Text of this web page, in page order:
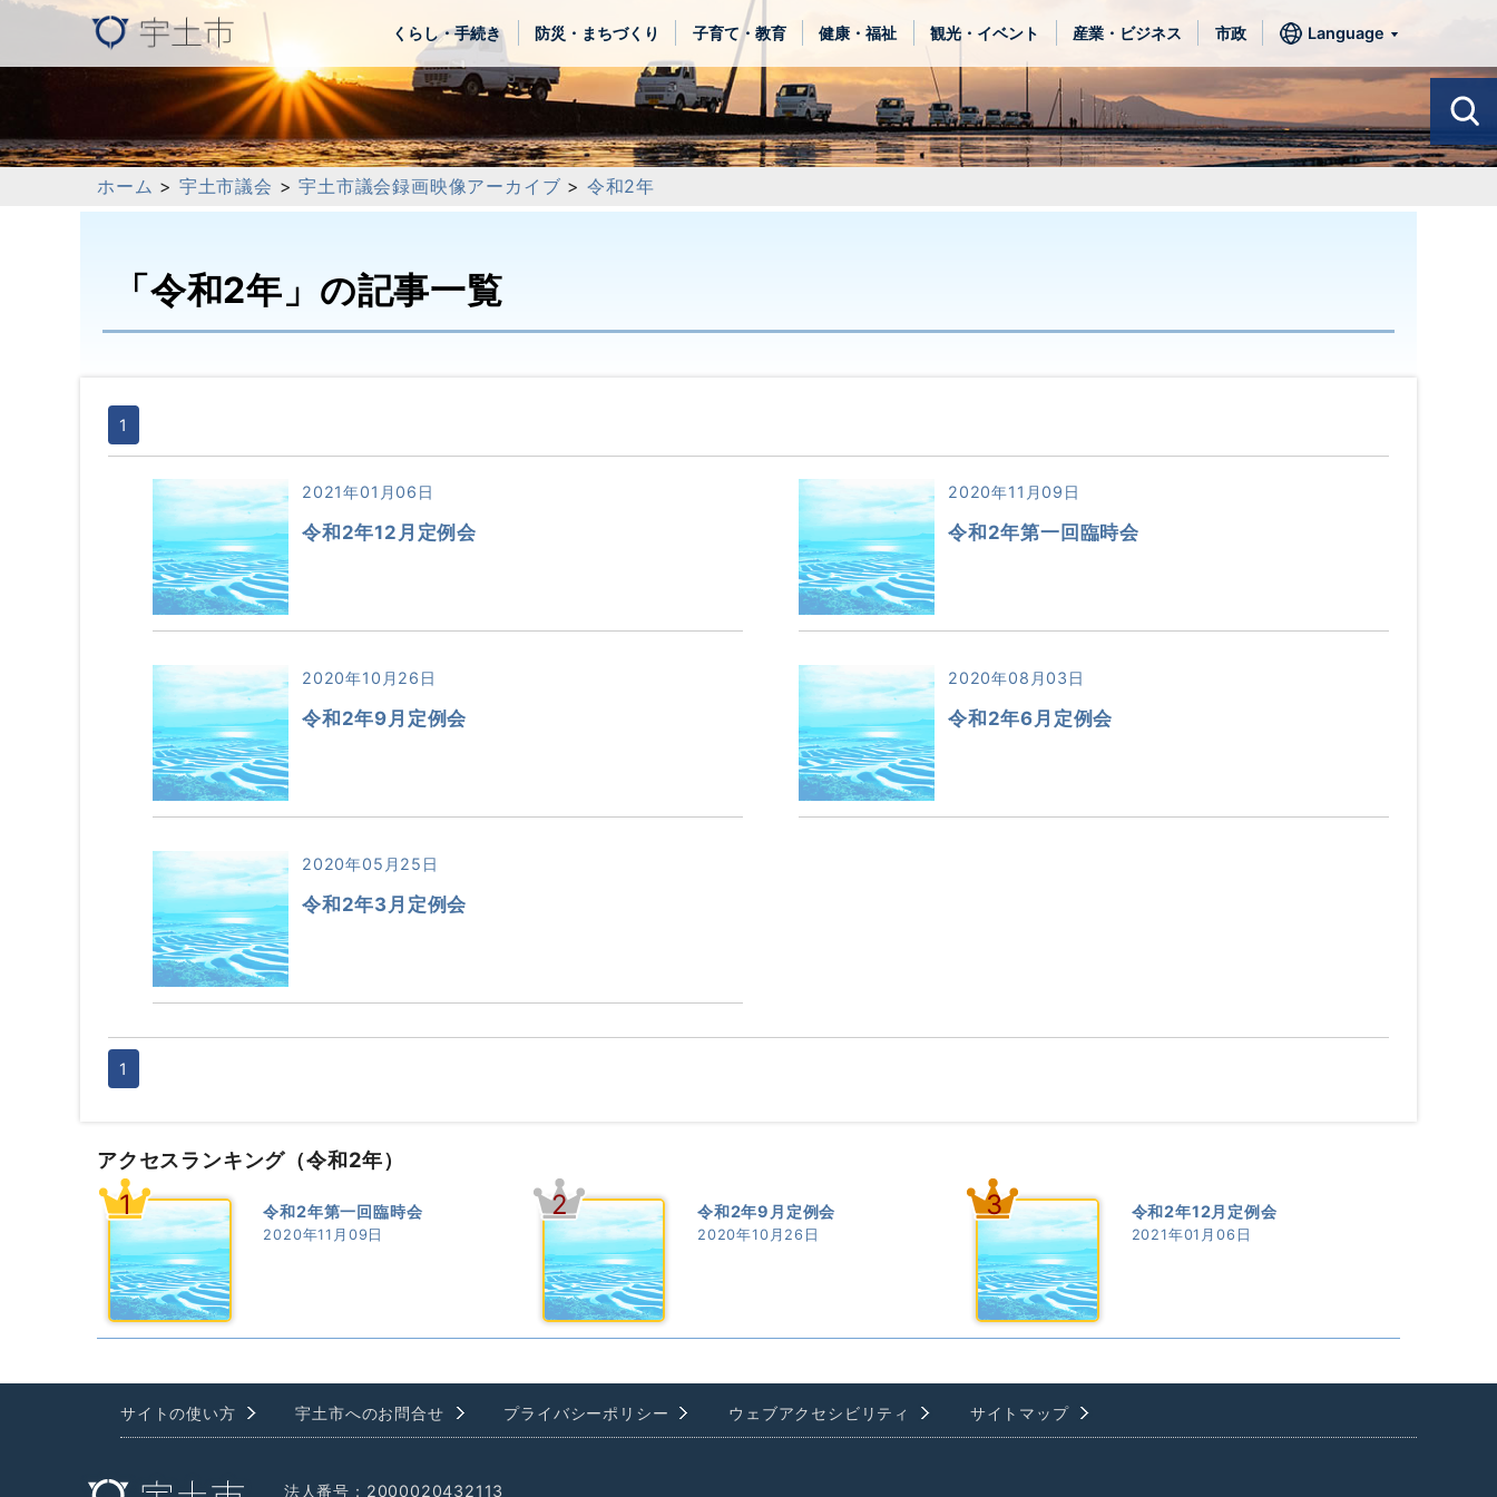
くらし・手続き 防災・まちづくり 子育て・教育 健康・福祉 観光・イベント 産業・ビジネス 市政 Language
ホーム > 宇土市議会 >宇土市議会録画映像アーカイブ > 令和2年
「令和2年」の記事一覧
1
2021年01月06日
令和2年12月定例会
2020年11月09日
令和2年第一回臨時会
2020年10月26日
令和2年9月定例会
2020年08月03日
令和2年6月定例会
2020年05月25日
令和2年3月定例会
1
アクセスランキング （令和2年）
1 令和2年第一回臨時会
2020年11月09日
2 令和2年9月定例会
2020年10月26日
3 令和2年12月定例会
2021年01月06日
サイトの使い方 宇土市へのお問合せ プライバシーポリシー ウェブアクセシビリティ サイトマップ
法人番号：2000020432113